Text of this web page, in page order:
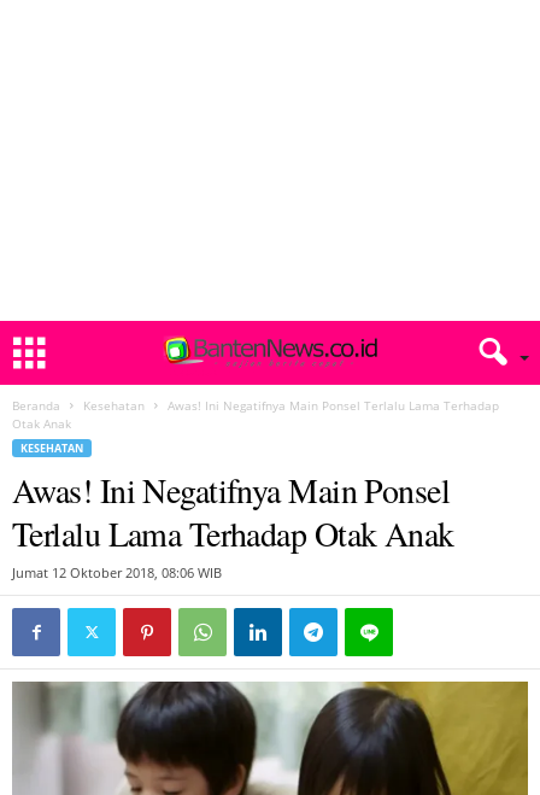
Beranda Kesehatan
Awas! Ini Negatifnya Main Ponsel Terlalu Lama Terhadap
Otak Anak
KESEHATAN
Awas! Ini Negatifnya Main Ponsel
Terlalu Lama Terhadap Otak Anak
Jumat 12 Oktober 2018, 08:06 WIB